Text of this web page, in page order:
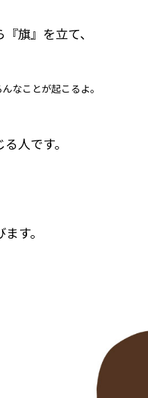
旗』を立て、
なことが起こるよ。
人です。
す。